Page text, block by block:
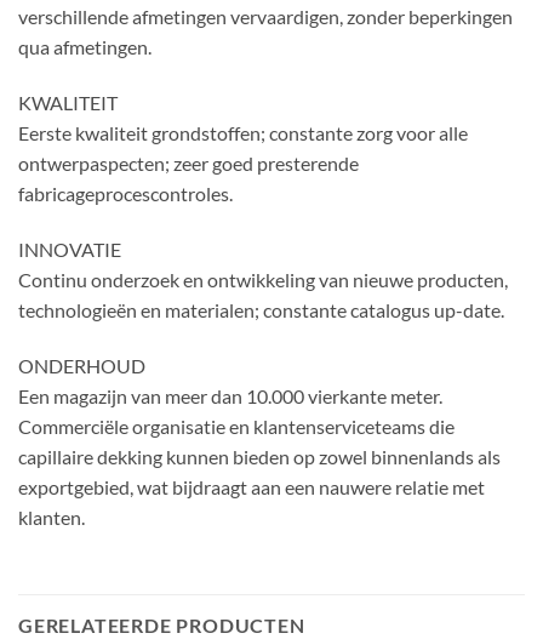
verschillende afmetingen vervaardigen, zonder beperkingen
qua afmetingen.
KWALITEIT
Eerste kwaliteit grondstoffen; constante zorg voor alle
ontwerpaspecten; zeer goed presterende
fabricageprocescontroles.
INNOVATIE
Continu onderzoek en ontwikkeling van nieuwe producten,
technologieën en materialen; constante catalogus up-date.
ONDERHOUD
Een magazijn van meer dan 10.000 vierkante meter.
Commerciële organisatie en klantenserviceteams die
capillaire dekking kunnen bieden op zowel binnenlands als
exportgebied, wat bijdraagt ​​aan een nauwere relatie met
klanten.
GERELATEERDE PRODUCTEN